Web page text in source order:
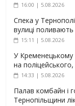
16:00 | 5.08.2026
Спека у
вулиці поливають
15:11 | 5.08.2026
У Кременецькому
на
14:33 | 5.08.2026
Палав комбайн і
Тернопільщини